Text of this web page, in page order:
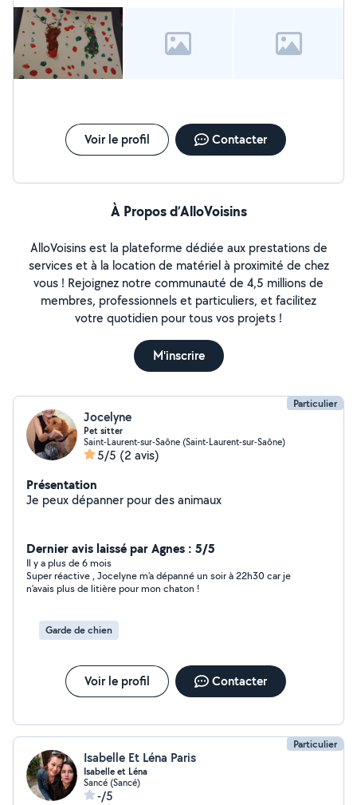
manuelles.Tout c'est toujours bien passer, pendant les
gardes d'enfants que j'ai pu faire, que ce soit de mon
côté, des parents et surtout de l'enfant. N'hésitez pas si
vous avez la moindre questions.
Voir le profil Contacter
À Propos d’AlloVoisins
AlloVoisins est la plateforme dédiée aux prestations de
services et à la location de matériel à proximité de chez
vous ! Rejoignez notre communauté de 4,5 millions de
membres, professionnels et particuliers, et facilitez
votre quotidien pour tous vos projets !
M'inscrire
Particulier
Jocelyne
Pet sitter
Saint-Laurent-sur-Saône (Saint-Laurent-sur-Saône)
5/5 (2 avis)
Présentation
Je peux dépanner pour des animaux
Dernier avis laissé par Agnes : 5/5
Il y a plus de 6 mois
Super réactive , Jocelyne m’a dépanné un soir à 22h30 car je
n’avais plus de litière pour mon chaton !
Garde de chien
Voir le profil Contacter
Particulier
Isabelle Et Léna Paris
Isabelle et Léna
Sancé (Sancé)
-/5